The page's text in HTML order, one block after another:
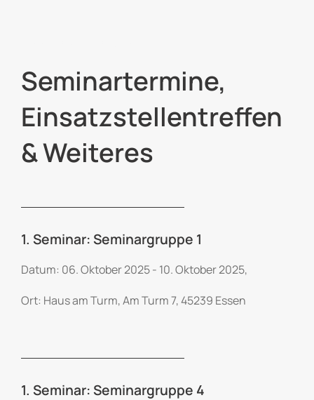
Seminartermine,
Einsatzstellentreffen
& Weiteres
1. Seminar: Seminargruppe 1
Datum: 06. Oktober 2025 - 10. Oktober 2025,
Ort: Haus am Turm, Am Turm 7, 45239 Essen
1. Seminar: Seminargruppe 4